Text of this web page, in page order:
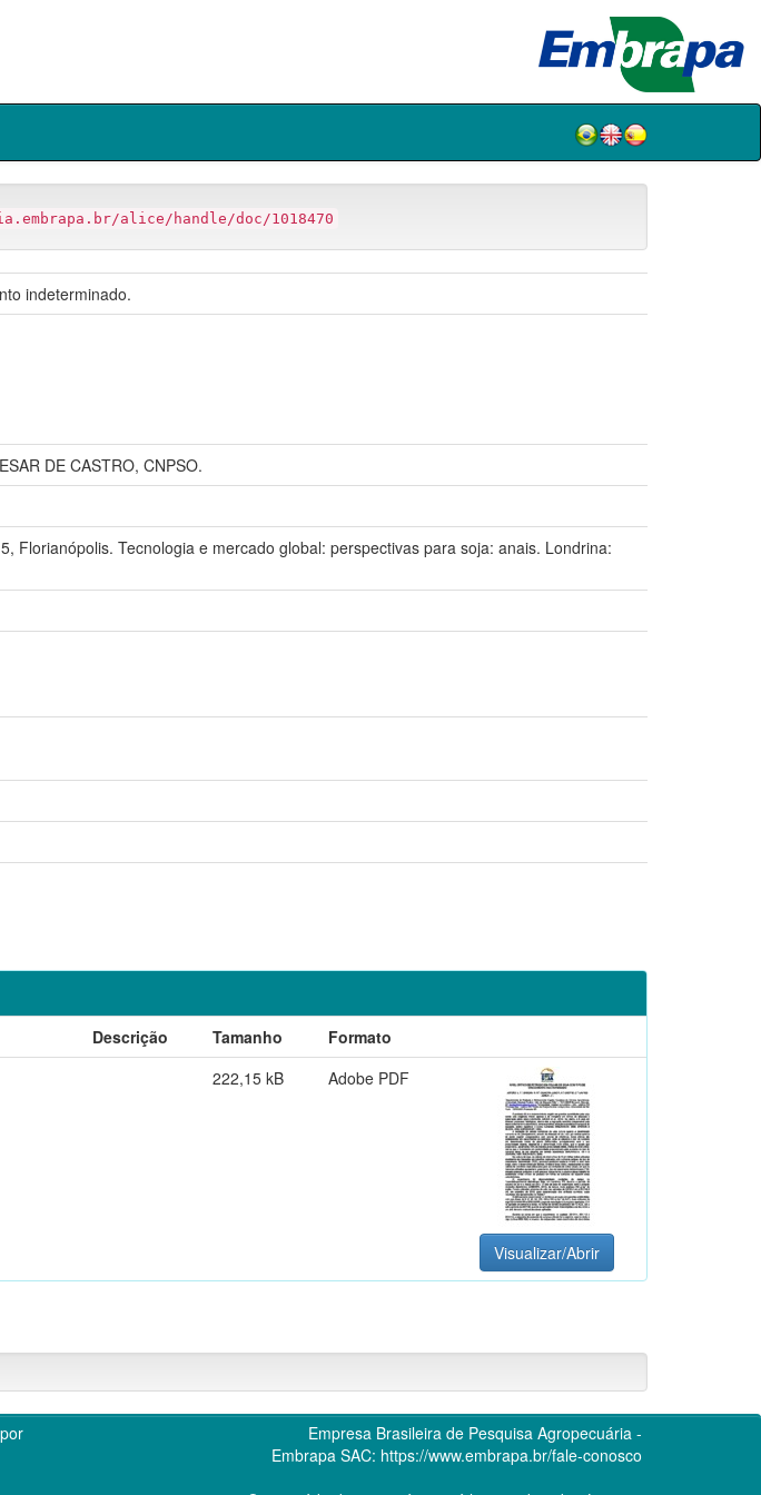
alice/handle/doc/1018470
indeterminado.
DE CASTRO, CNPSO.
Florianópolis. Tecnologia e mercado global: perspectivas para soja: anais. Londrina:
Descrição Tamanho
Formato
222,15 kB Adobe PDF
Visualizar/Abrir
Empresa Brasileira de Pesquisa Agropecuária -
Embrapa SAC: https://www.embrapa.br/fale-conosco